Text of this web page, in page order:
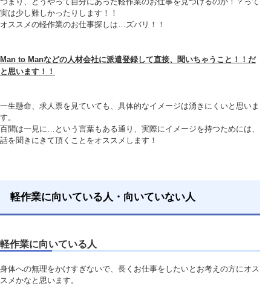
実は少し難しかったりします！！
オススメの軽作業のお仕事探しは…ズバリ！！
Man to Manなどの人材会社に派遣登録して直接、聞いちゃうこと！！だ
と思います！！
一生懸命、求人票を見ていても、具体的なイメージは湧きにくいと思いま
す。
百聞は一見に…という言葉もある通り、実際にイメージを持つためには、
話を聞きにきて頂くことをオススメします！
軽作業に向いている人・向いていない人
軽作業に向いている人
身体への無理をかけすぎないで、長くお仕事をしたいとお考えの方にオス
スメかなと思います。